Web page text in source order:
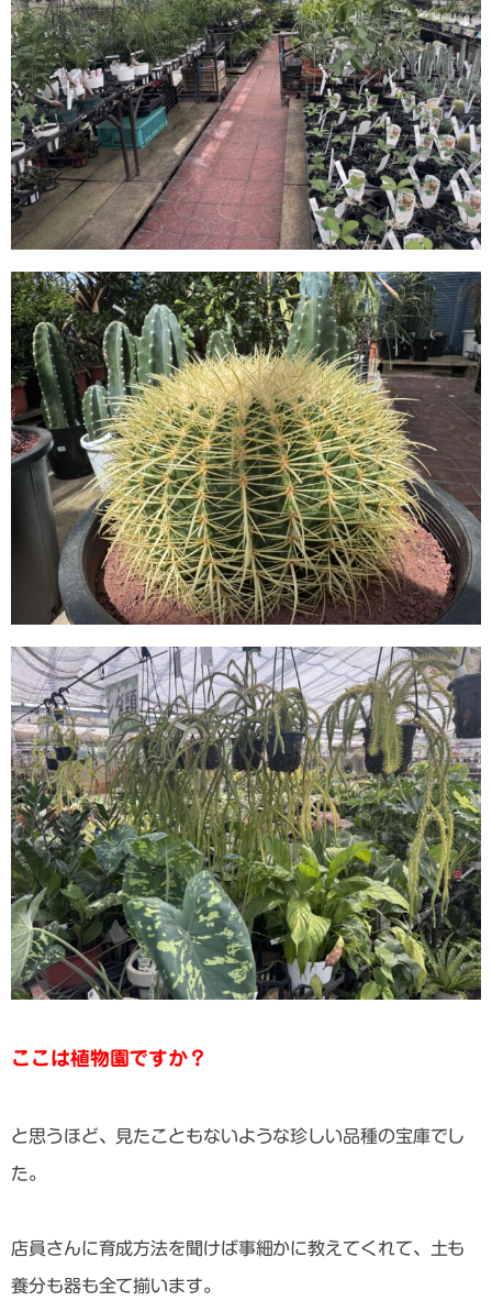
ここは植物園ですか？
と思うほど、見たこともないような珍しい品種の宝庫でし
た。
店員さんに育成方法を聞けば事細かに教えてくれて、土も
養分も器も全て揃います。